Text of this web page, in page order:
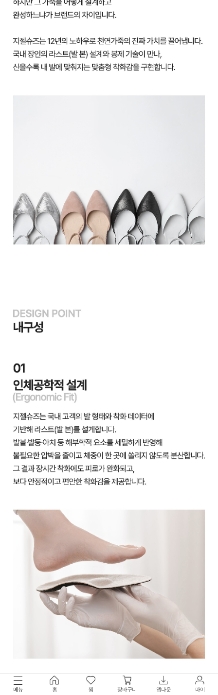
메뉴 홈 찜 장바구니 앱다운 마이